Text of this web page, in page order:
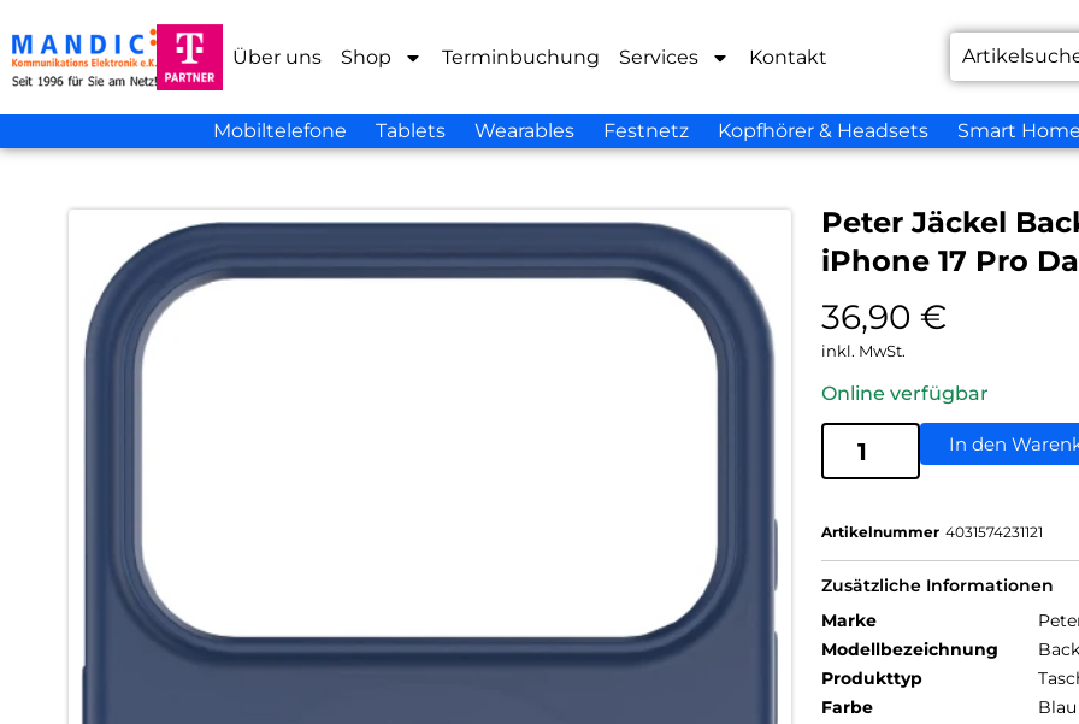
Über uns Shop Terminbuchung Services Kontakt
Mobiltelefone Tablets Wearables Festnetz Kopfhörer & Headsets Smart
Peter Jäckel
iPhone 17 Pro
36,90 €
inkl. MwSt.
Online verfügbar
In den
Artikelnummer 4031574231121
Zusätzliche Informationen
Marke
Modellbezeichnung
Produkttyp
Farbe
Blau